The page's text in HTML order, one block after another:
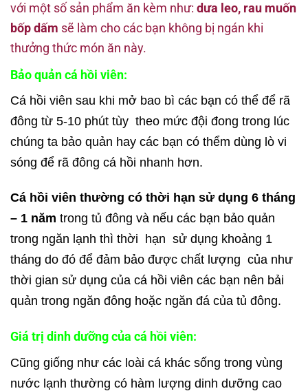
với một số sản phẩm ăn kèm như: dưa leo, rau muốn
bốp dấm sẽ làm cho các bạn không bị ngán khi
thưởng thức món ăn này.
Bảo quản cá hồi viên:
Cá hồi viên sau khi mở bao bì các bạn có thể để rã
đông từ 5-10 phút tùy theo mức đội đong trong lúc
chúng ta bảo quản hay các bạn có thểm dùng lò vi
sóng để rã đông cá hồi nhanh hơn.
Cá hồi viên thường có thời hạn sử dụng 6 tháng
– 1 năm trong tủ đông và nếu các bạn bảo quản
trong ngăn lạnh thì thời hạn sử dụng khoảng 1
tháng do đó để đảm bảo được chất lượng của như
thời gian sử dụng của cá hồi viên các bạn nên bải
quản trong ngăn đông hoặc ngăn đá của tủ đông.
Giá trị dinh dưỡng của cá hồi viên:
Cũng giống như các loài cá khác sống trong vùng
nước lạnh thường có hàm lượng dinh dưỡng cao